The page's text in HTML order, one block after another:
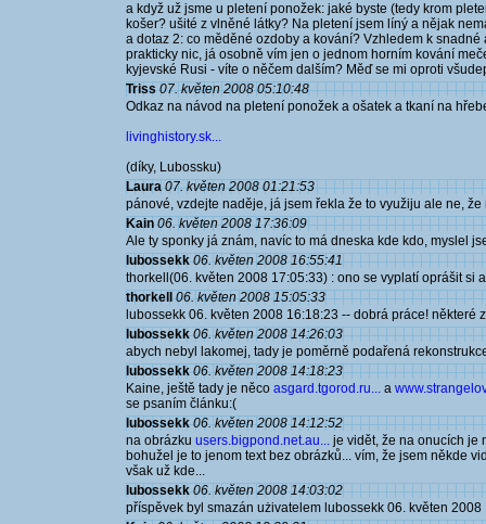
a když už jsme u pletení ponožek: jaké byste (tedy krom
košer? ušité z vlněné látky? Na pletení jsem líný a nějak
a dotaz 2: co měděné ozdoby a kování? Vzhledem k
prakticky nic, já osobně vím jen o jednom horním kování
kyjevské Rusi - víte o něčem dalším? Měď se mi oproti
Triss 07. květen 2008 05:10:48
Odkaz na návod na pletení ponožek a ošatek a tkaní na
livinghistory.sk...
(díky, Lubossku)
Laura 07. květen 2008 01:21:53
pánové, vzdejte naděje, já jsem řekla že to využiju ale ne, že
Kain 06. květen 2008 17:36:09
Ale ty sponky já znám, navíc to má dneska kde kdo, myslel
lubossekk 06. květen 2008 16:55:41
thorkell(06. květen 2008 17:05:33) : ono se vyplatí oprášit si
thorkell 06. květen 2008 15:05:33
lubossekk 06. květen 2008 16:18:23 -- dobrá práce! některé
lubossekk 06. květen 2008 14:26:03
abych nebyl lakomej, tady je poměrně podařená
lubossekk 06. květen 2008 14:18:23
Kaine, ještě tady je něco asgard.tgorod.ru... a
se psaním článku:(
lubossekk 06. květen 2008 14:12:52
na obrázku users.bigpond.net.au... je vidět, že na onucích je
bohužel je to jenom text bez obrázků... vím, že jsem někde
však už kde...
lubossekk 06. květen 2008 14:03:02
příspěvek byl smazán użivatelem lubossekk 06. květen 2008